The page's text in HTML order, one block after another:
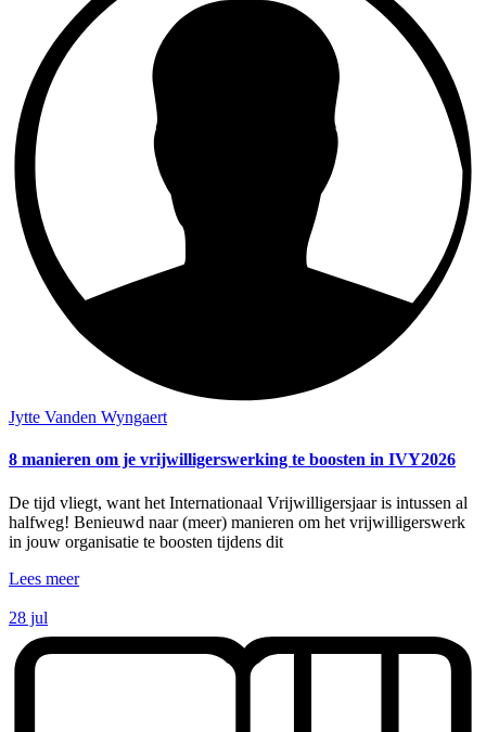
Jytte Vanden Wyngaert
8 manieren om je vrijwilligerswerking te boosten in IVY2026
De tijd vliegt, want het Internationaal Vrijwilligersjaar is intussen al
halfweg! Benieuwd naar (meer) manieren om het vrijwilligerswerk
in jouw organisatie te boosten tijdens dit
Lees meer
28 jul